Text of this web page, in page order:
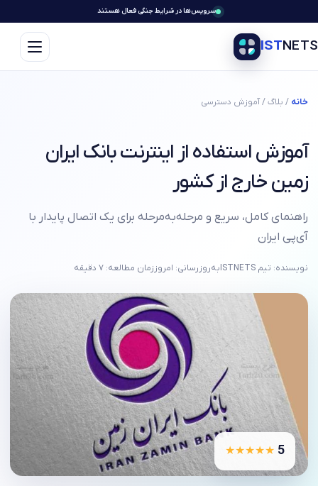
سرویس‌ها در شرایط جنگی فعال هستند
ISTNETS
خانه / بلاگ / آموزش دسترسی
آموزش استفاده از اینترنت بانک ایران
زمین خارج از کشور
راهنمای کامل، سریع و مرحله‌به‌مرحله برای یک اتصال پایدار با
آی‌پی ایران
نویسنده: تیم ISTNETS به‌روزرسانی: امروز زمان مطالعه: ۷ دقیقه
5
★★★★★